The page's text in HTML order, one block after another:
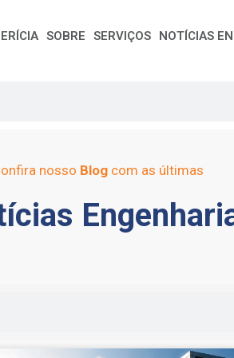
SOBRE SERVIÇOS NOTÍCIAS
nosso Blogcom as últimas